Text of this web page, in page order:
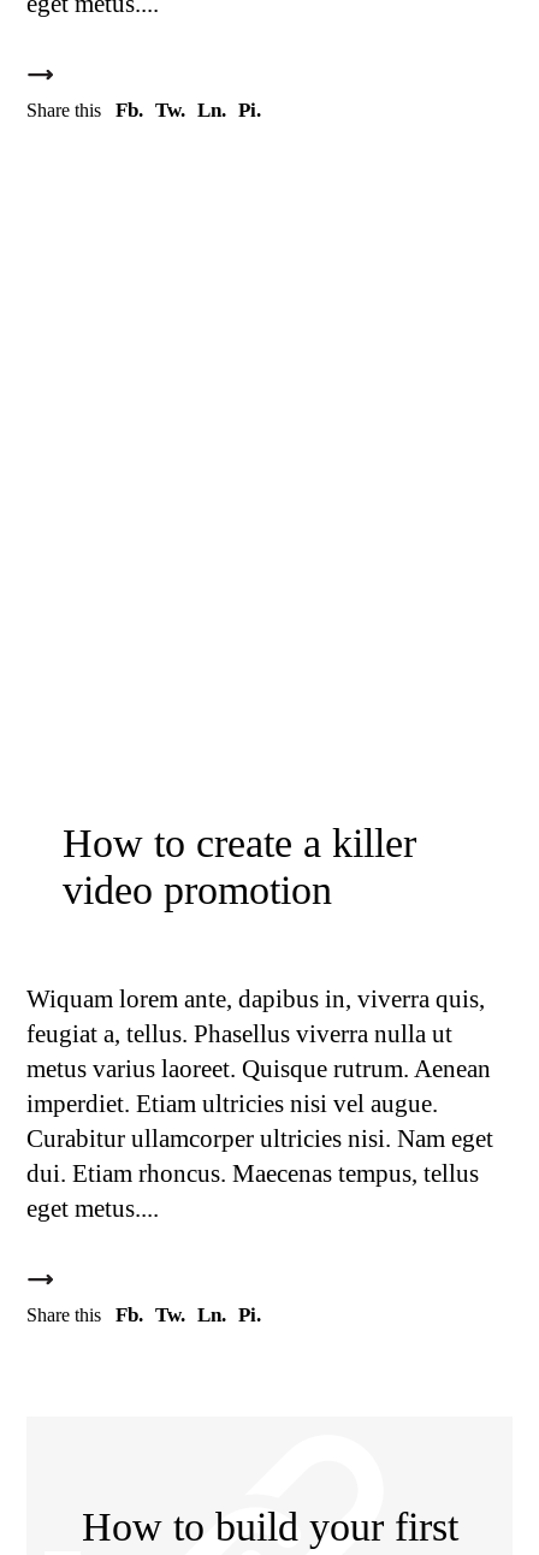
Share this Fb. Tw. Ln. Pi.
How to create a killer
video promotion
Wiquam lorem ante, dapibus in, viverra quis,
feugiat a, tellus. Phasellus viverra nulla ut
metus varius laoreet. Quisque rutrum. Aenean
imperdiet. Etiam ultricies nisi vel augue.
Curabitur ullamcorper ultricies nisi. Nam eget
dui. Etiam rhoncus. Maecenas tempus, tellus
eget metus.
Share this Fb. Tw. Ln. Pi.
How to build your first